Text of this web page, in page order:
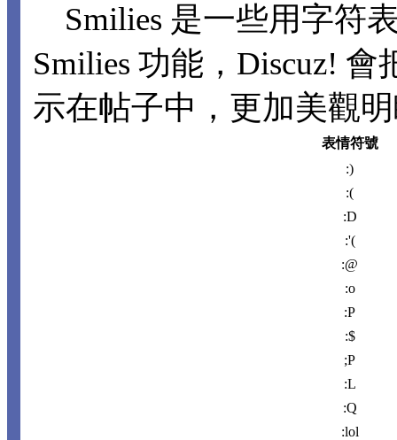
Smilies 是一些用字符
Smilies 功能，Discuz!
示在帖子中，更加美觀
表情符號
:)
:(
:D
:'(
:@
:o
:P
:$
;P
:L
:Q
:lol